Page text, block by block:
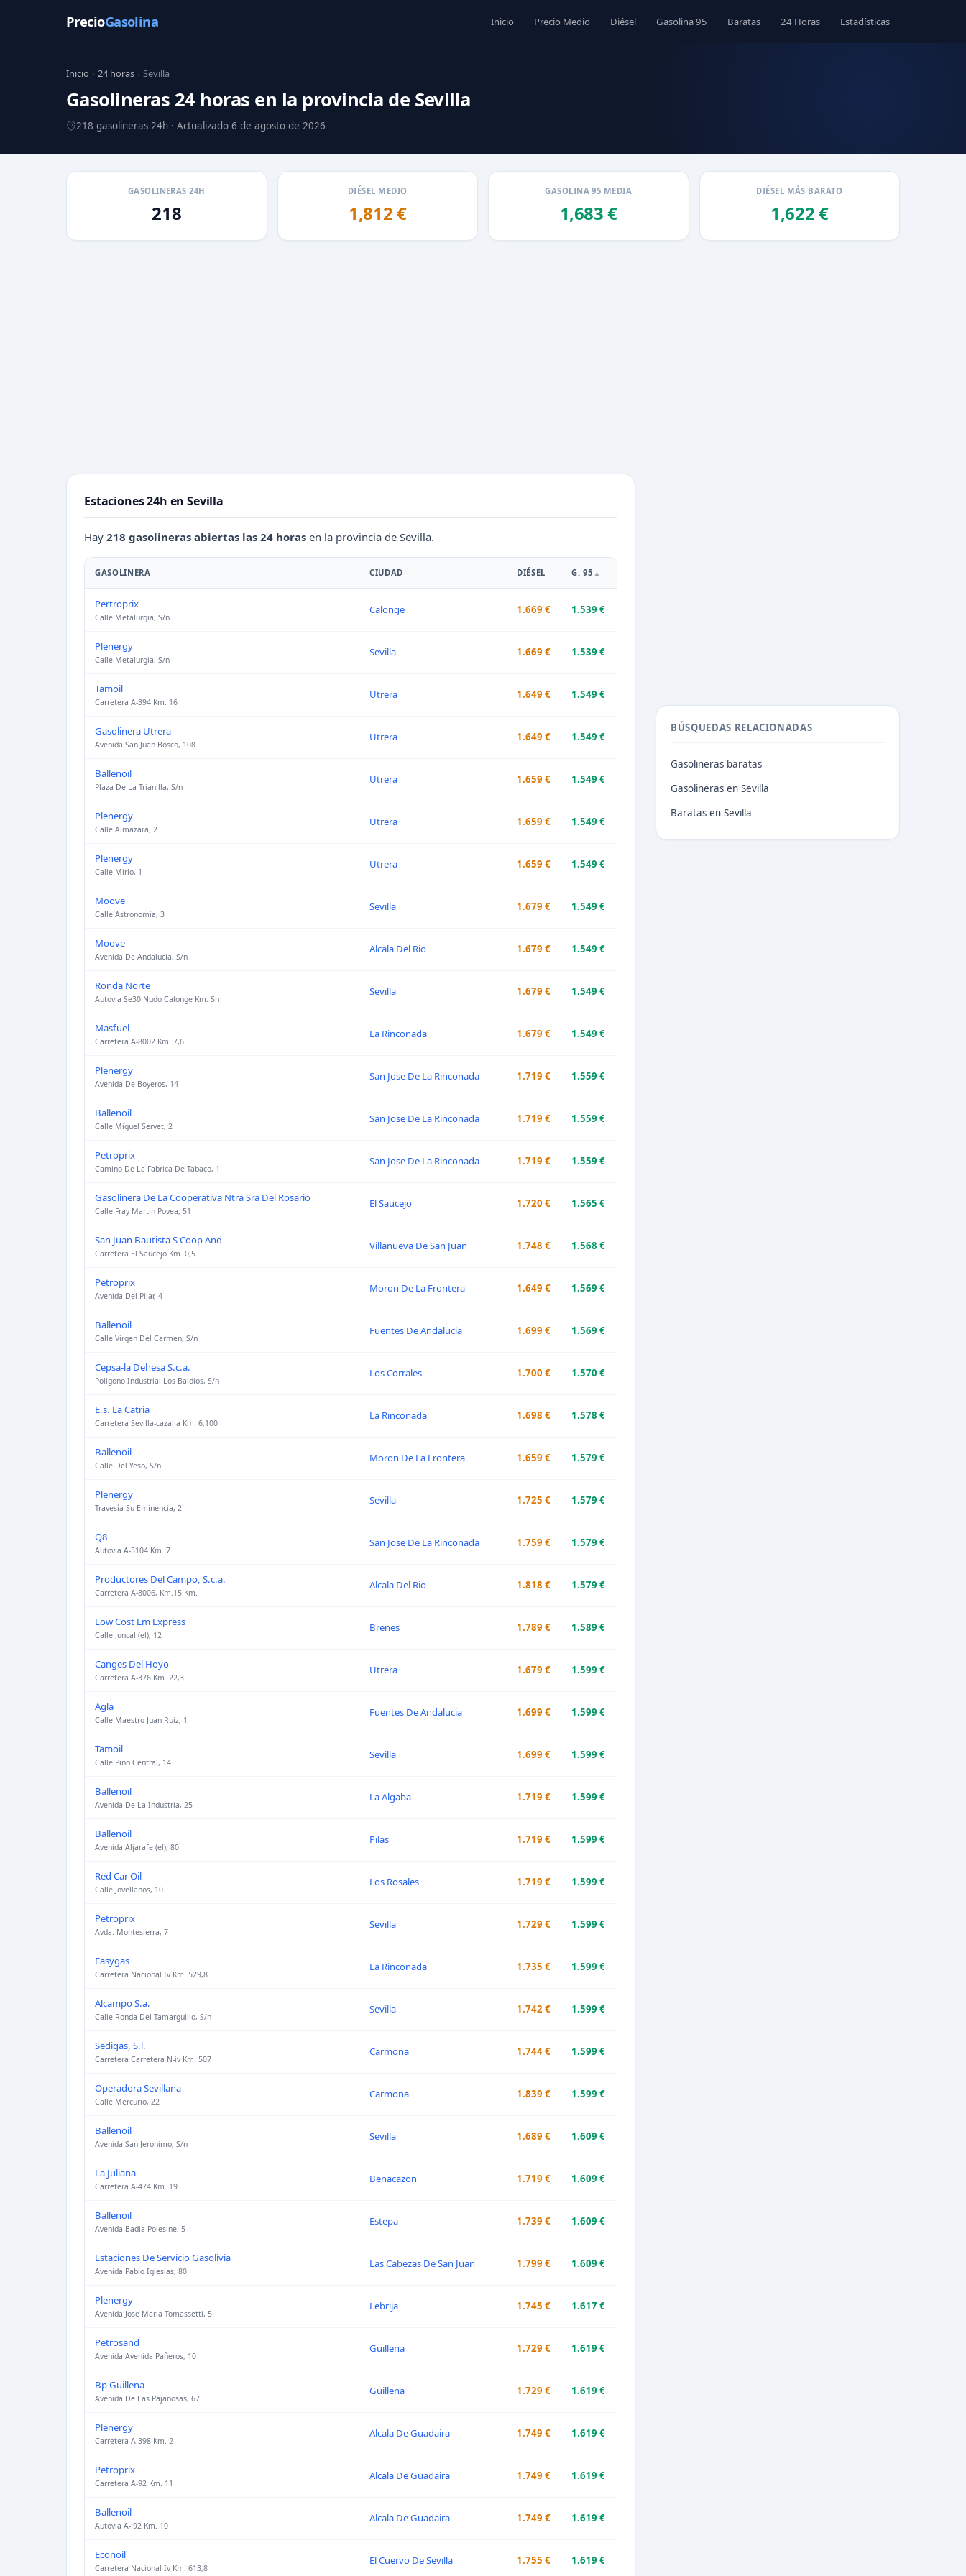
PrecioGasolina Inicio Precio Medio Diésel Gasolina 95 Baratas 24 Horas Estadísticas
Inicio › 24 horas › Sevilla
Gasolineras 24 horas en la provincia de Sevilla
218 gasolineras 24h · Actualizado 6 de agosto de 2026
GASOLINERAS 24H
218
DIÉSEL MEDIO
1,812 €
GASOLINA 95 MEDIA
1,683 €
DIÉSEL MÁS BARATO
1,622 €
Estaciones 24h en Sevilla
Hay 218 gasolineras abiertas las 24 horas en la provincia de Sevilla.
GASOLINERA CIUDAD DIÉSEL G. 95
Pertroprix
Calle Metalurgia, S/n
Calonge 1.669 € 1.539 €
Plenergy
Calle Metalurgia, S/n
Sevilla 1.669 € 1.539 €
Tamoil
Carretera A-394 Km. 16
Utrera 1.649 € 1.549 €
Gasolinera Utrera
Avenida San Juan Bosco, 108
Utrera 1.649 € 1.549 €
Ballenoil
Plaza De La Trianilla, S/n
Utrera 1.659 € 1.549 €
Plenergy
Calle Almazara, 2
Utrera 1.659 € 1.549 €
Plenergy
Calle Mirlo, 1
Utrera 1.659 € 1.549 €
Moove
Calle Astronomia, 3
Sevilla 1.679 € 1.549 €
Moove
Avenida De Andalucia, S/n
Alcala Del Rio 1.679 € 1.549 €
Ronda Norte
Autovia Se30 Nudo Calonge Km. Sn
Sevilla 1.679 € 1.549 €
Masfuel
Carretera A-8002 Km. 7,6
La Rinconada 1.679 € 1.549 €
Plenergy
Avenida De Boyeros, 14
San Jose De La Rinconada 1.719 € 1.559 €
Ballenoil
Calle Miguel Servet, 2
San Jose De La Rinconada 1.719 € 1.559 €
Petroprix
Camino De La Fabrica De Tabaco, 1
San Jose De La Rinconada 1.719 € 1.559 €
Gasolinera De La Cooperativa Ntra Sra Del Rosario
Calle Fray Martin Povea, 51
El Saucejo 1.720 € 1.565 €
San Juan Bautista S Coop And
Carretera El Saucejo Km. 0,5
Villanueva De San Juan 1.748 € 1.568 €
Petroprix
Avenida Del Pilar, 4
Moron De La Frontera 1.649 € 1.569 €
Ballenoil
Calle Virgen Del Carmen, S/n
Fuentes De Andalucia 1.699 € 1.569 €
Cepsa-la Dehesa S.c.a.
Poligono Industrial Los Baldios, S/n
Los Corrales 1.700 € 1.570 €
E.s. La Catria
Carretera Sevilla-cazalla Km. 6,100
La Rinconada 1.698 € 1.578 €
Ballenoil
Calle Del Yeso, S/n
Moron De La Frontera 1.659 € 1.579 €
Plenergy
Travesía Su Eminencia, 2
Sevilla 1.725 € 1.579 €
Q8
Autovia A-3104 Km. 7
San Jose De La Rinconada 1.759 € 1.579 €
Productores Del Campo, S.c.a.
Carretera A-8006, Km.15 Km.
Alcala Del Rio 1.818 € 1.579 €
Low Cost Lm Express
Calle Juncal (el), 12
Brenes 1.789 € 1.589 €
Canges Del Hoyo
Carretera A-376 Km. 22,3
Utrera 1.679 € 1.599 €
Agla
Calle Maestro Juan Ruiz, 1
Fuentes De Andalucia 1.699 € 1.599 €
Tamoil
Calle Pino Central, 14
Sevilla 1.699 € 1.599 €
Ballenoil
Avenida De La Industria, 25
La Algaba 1.719 € 1.599 €
Ballenoil
Avenida Aljarafe (el), 80
Pilas 1.719 € 1.599 €
Red Car Oil
Calle Jovellanos, 10
Los Rosales 1.719 € 1.599 €
Petroprix
Avda. Montesierra, 7
Sevilla 1.729 € 1.599 €
Easygas
Carretera Nacional Iv Km. 529,8
La Rinconada 1.735 € 1.599 €
Alcampo S.a.
Calle Ronda Del Tamarguillo, S/n
Sevilla 1.742 € 1.599 €
Sedigas, S.l.
Carretera Carretera N-iv Km. 507
Carmona 1.744 € 1.599 €
Operadora Sevillana
Calle Mercurio, 22
Carmona 1.839 € 1.599 €
Ballenoil
Avenida San Jeronimo, S/n
Sevilla 1.689 € 1.609 €
La Juliana
Carretera A-474 Km. 19
Benacazon 1.719 € 1.609 €
Ballenoil
Avenida Badia Polesine, 5
Estepa 1.739 € 1.609 €
Estaciones De Servicio Gasolivia
Avenida Pablo Iglesias, 80
Las Cabezas De San Juan 1.799 € 1.609 €
Plenergy
Avenida Jose Maria Tomassetti, 5
Lebrija 1.745 € 1.617 €
Petrosand
Avenida Avenida Pañeros, 10
Guillena 1.729 € 1.619 €
Bp Guillena
Avenida De Las Pajanosas, 67
Guillena 1.729 € 1.619 €
Plenergy
Carretera A-398 Km. 2
Alcala De Guadaira 1.749 € 1.619 €
Petroprix
Carretera A-92 Km. 11
Alcala De Guadaira 1.749 € 1.619 €
Ballenoil
Autovia A- 92 Km. 10
Alcala De Guadaira 1.749 € 1.619 €
Econoil
Carretera Nacional Iv Km. 613,8
El Cuervo De Sevilla 1.755 € 1.619 €
BÚSQUEDAS RELACIONADAS
Gasolineras baratas
Gasolineras en Sevilla
Baratas en Sevilla